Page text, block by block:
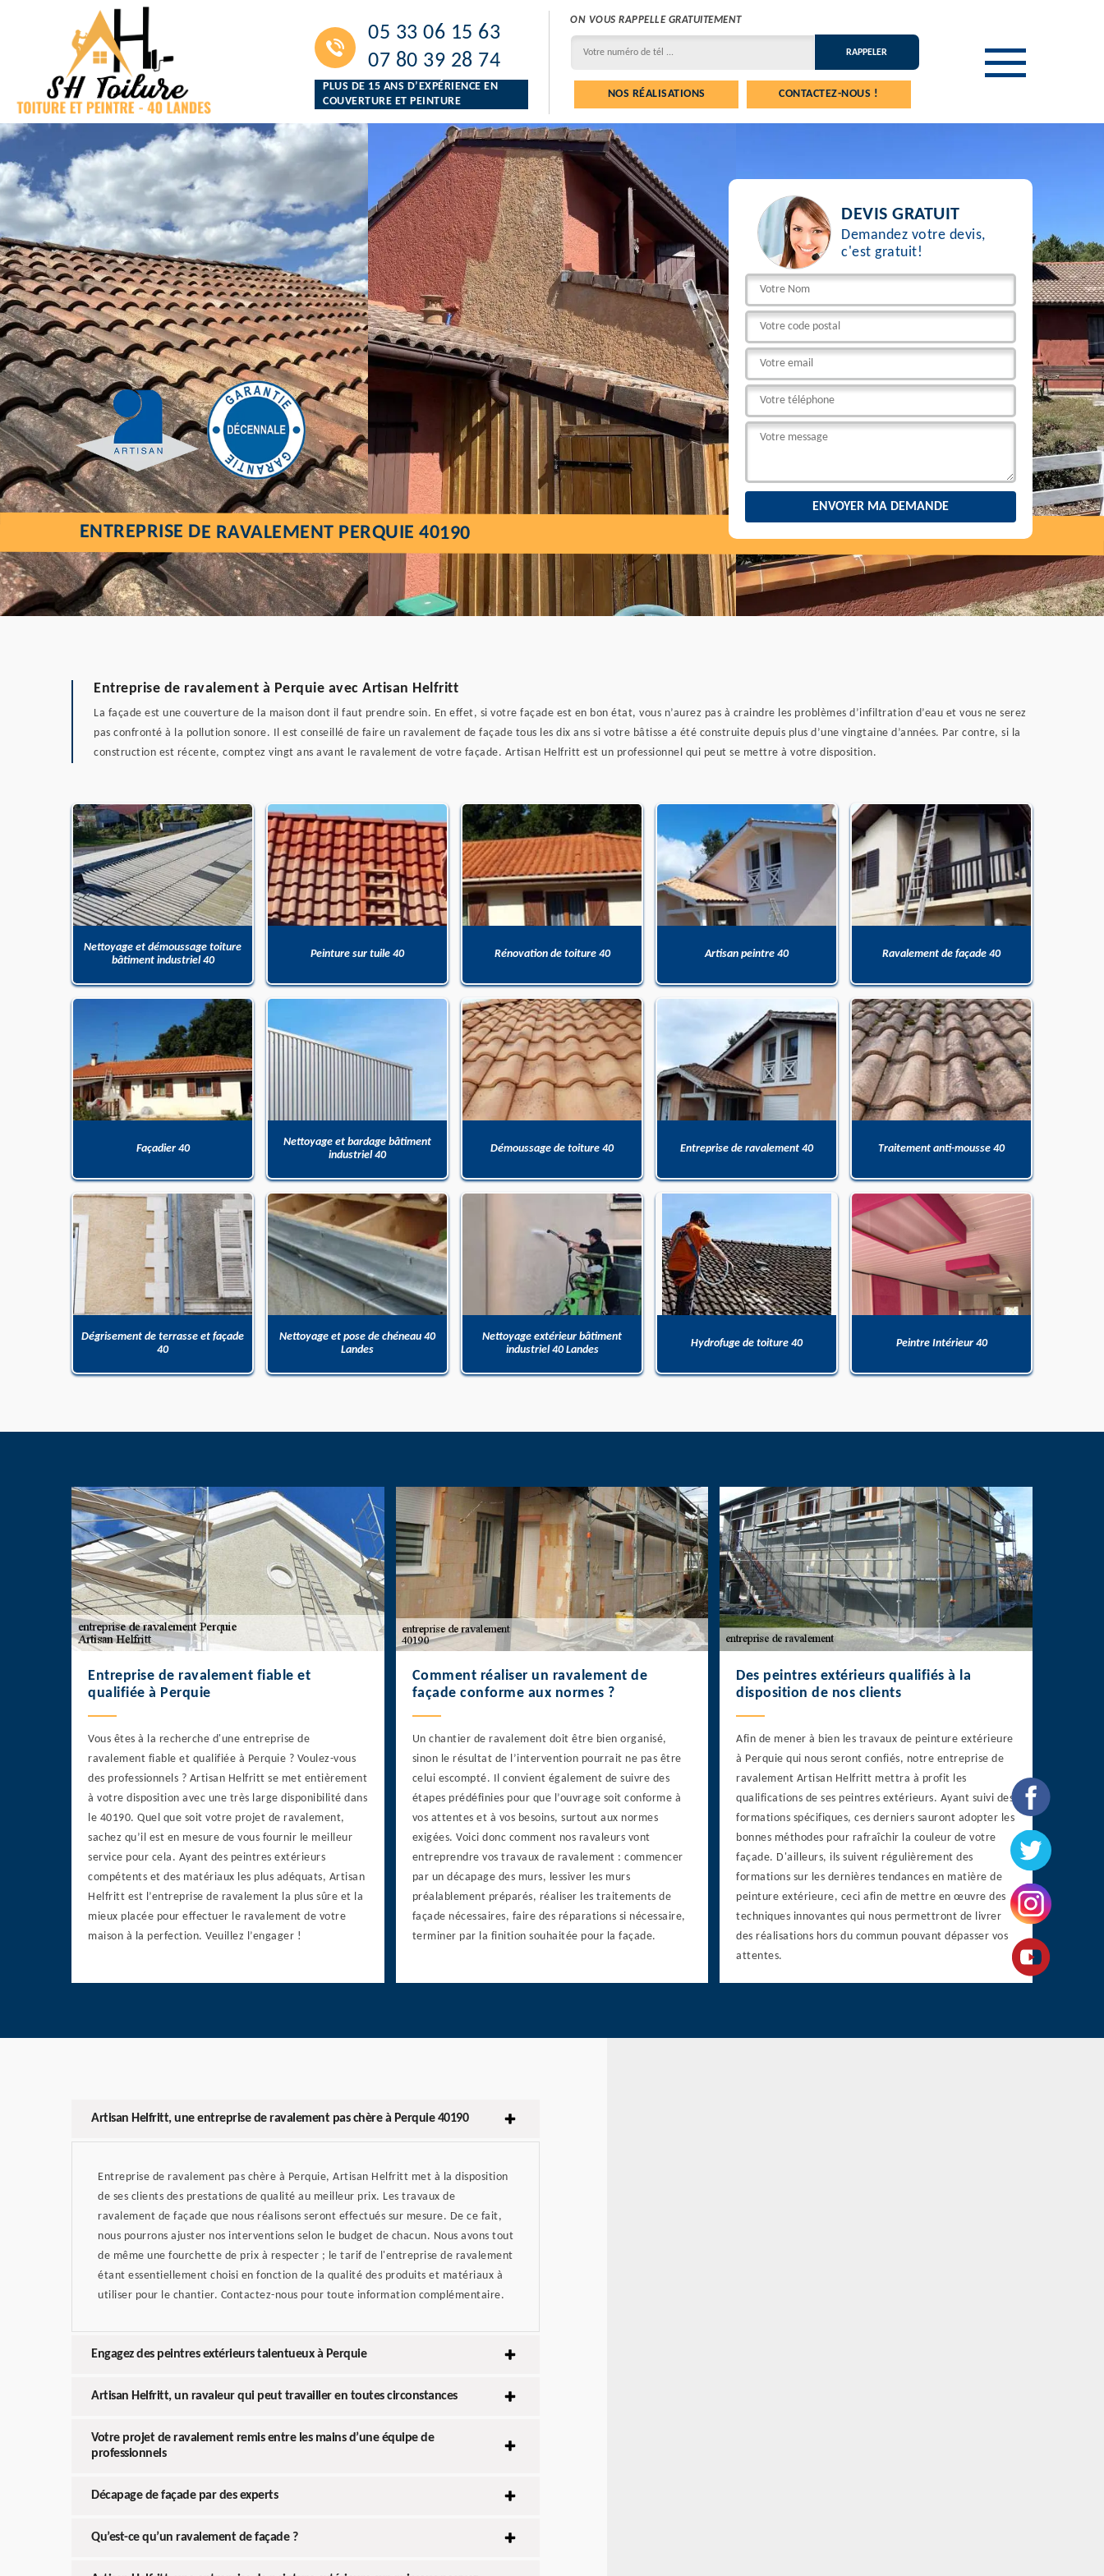
05 33 06 15 63
07 80 39 28 74
PLUS DE 15 ANS D’EXPÉRIENCE EN
COUVERTURE ET PEINTURE
ON VOUS RAPPELLE GRATUITEMENT
NOS RÉALISATIONS CONTACTEZ-NOUS !
DEVIS GRATUIT
Demandez votre devis,
c'est gratuit!
ENTREPRISE DE RAVALEMENT PERQUIE 40190
Entreprise de ravalement à Perquie avec Artisan Helfritt
La façade est une couverture de la maison dont il faut prendre soin. En effet, si votre façade est en bon état, vous n’aurez pas à craindre les problèmes d’infiltration d’eau et vous ne serez
pas confronté à la pollution sonore. Il est conseillé de faire un ravalement de façade tous les dix ans si votre bâtisse a été construite depuis plus d’une vingtaine d’années. Par contre, si la
construction est récente, comptez vingt ans avant le ravalement de votre façade. Artisan Helfritt est un professionnel qui peut se mettre à votre disposition.
Nettoyage et démoussage toiture
bâtiment industriel 40
Peinture sur tuile 40 Rénovation de toiture 40 Artisan peintre 40 Ravalement de façade 40
Façadier 40
Nettoyage et bardage bâtiment
industriel 40
Démoussage de toiture 40 Entreprise de ravalement 40 Traitement anti-mousse 40
Dégrisement de terrasse et façade
40
Nettoyage et pose de chéneau 40
Landes
Nettoyage extérieur bâtiment
industriel 40 Landes
Hydrofuge de toiture 40 Peintre Intérieur 40
Entreprise de ravalement fiable et
qualifiée à Perquie
Vous êtes à la recherche d'une entreprise de
ravalement fiable et qualifiée à Perquie ? Voulez-vous
des professionnels ? Artisan Helfritt se met entièrement
à votre disposition avec une très large disponibilité dans
le 40190. Quel que soit votre projet de ravalement,
sachez qu’il est en mesure de vous fournir le meilleur
service pour cela. Ayant des peintres extérieurs
compétents et des matériaux les plus adéquats, Artisan
Helfritt est l’entreprise de ravalement la plus sûre et la
mieux placée pour effectuer le ravalement de votre
maison à la perfection. Veuillez l’engager !
Comment réaliser un ravalement de
façade conforme aux normes ?
Un chantier de ravalement doit être bien organisé,
sinon le résultat de l’intervention pourrait ne pas être
celui escompté. Il convient également de suivre des
étapes prédéfinies pour que l’ouvrage soit conforme à
vos attentes et à vos besoins, surtout aux normes
exigées. Voici donc comment nos ravaleurs vont
entreprendre vos travaux de ravalement : commencer
par un décapage des murs, lessiver les murs
préalablement préparés, réaliser les traitements de
façade nécessaires, faire des réparations si nécessaire,
terminer par la finition souhaitée pour la façade.
Des peintres extérieurs qualifiés à la
disposition de nos clients
Afin de mener à bien les travaux de peinture extérieure
à Perquie qui nous seront confiés, notre entreprise de
ravalement Artisan Helfritt mettra à profit les
qualifications de ses peintres extérieurs. Ayant suivi des
formations spécifiques, ces derniers sauront adopter les
bonnes méthodes pour rafraîchir la couleur de votre
façade. D'ailleurs, ils suivent régulièrement des
formations sur les dernières tendances en matière de
peinture extérieure, ceci afin de mettre en œuvre des
techniques innovantes qui nous permettront de livrer
des réalisations hors du commun pouvant dépasser vos
attentes.
Artisan Helfritt, une entreprise de ravalement pas chère à Perquie 40190
Entreprise de ravalement pas chère à Perquie, Artisan Helfritt met à la disposition
de ses clients des prestations de qualité au meilleur prix. Les travaux de
ravalement de façade que nous réalisons seront effectués sur mesure. De ce fait,
nous pourrons ajuster nos interventions selon le budget de chacun. Nous avons tout
de même une fourchette de prix à respecter ; le tarif de l'entreprise de ravalement
étant essentiellement choisi en fonction de la qualité des produits et matériaux à
utiliser pour le chantier. Contactez-nous pour toute information complémentaire.
Engagez des peintres extérieurs talentueux à Perquie
Artisan Helfritt, un ravaleur qui peut travailler en toutes circonstances
Votre projet de ravalement remis entre les mains d’une équipe de
professionnels
Décapage de façade par des experts
Qu’est-ce qu’un ravalement de façade ?